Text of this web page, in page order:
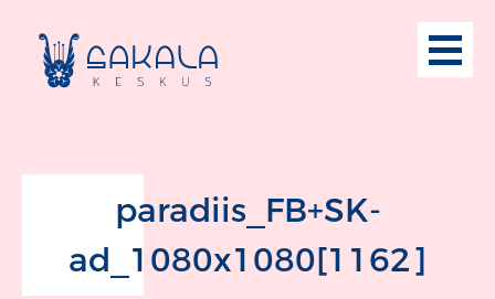
paradiis_FB+SK-
ad_1080x1080[1162]